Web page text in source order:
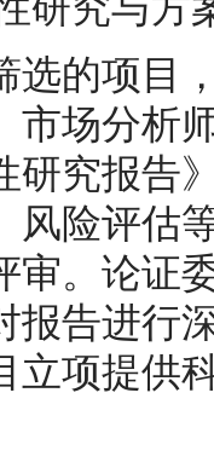
选的项目
市场分析
研究报告
风险评估
审。论证
报告进行
立项提供